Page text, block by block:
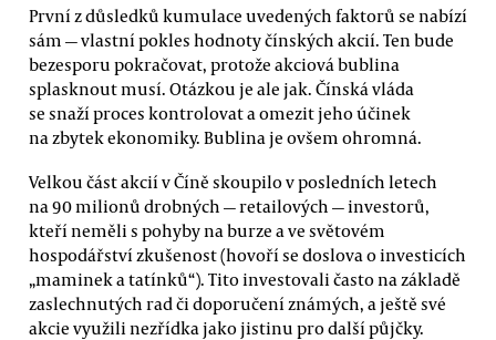
První z důsledků kumulace uvedených faktorů se nabízí
sám — vlastní pokles hodnoty čínských akcií. Ten bude
bezesporu pokračovat, protože akciová bublina
splasknout musí. Otázkou je ale jak. Čínská vláda
se snaží proces kontrolovat a omezit jeho účinek
na zbytek ekonomiky. Bublina je ovšem ohromná.
Velkou část akcií v Číně skoupilo v posledních letech
na 90 milionů drobných — retailových — investorů,
kteří neměli s pohyby na burze a ve světovém
hospodářství zkušenost (hovoří se doslova o investicích
„maminek a tatínků“). Tito investovali často na základě
zaslechnutých rad či doporučení známých, a ještě své
akcie využili nezřídka jako jistinu pro další půjčky.